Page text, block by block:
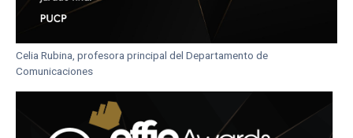
Celia Rubina, profesora principal del Departamento de
Comunicaciones